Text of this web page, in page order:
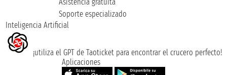
Soporte especializado
Inteligencia Artificial
¡utiliza el GPT de Taoticket para encontrar el crucero perfecto!
Aplicaciones